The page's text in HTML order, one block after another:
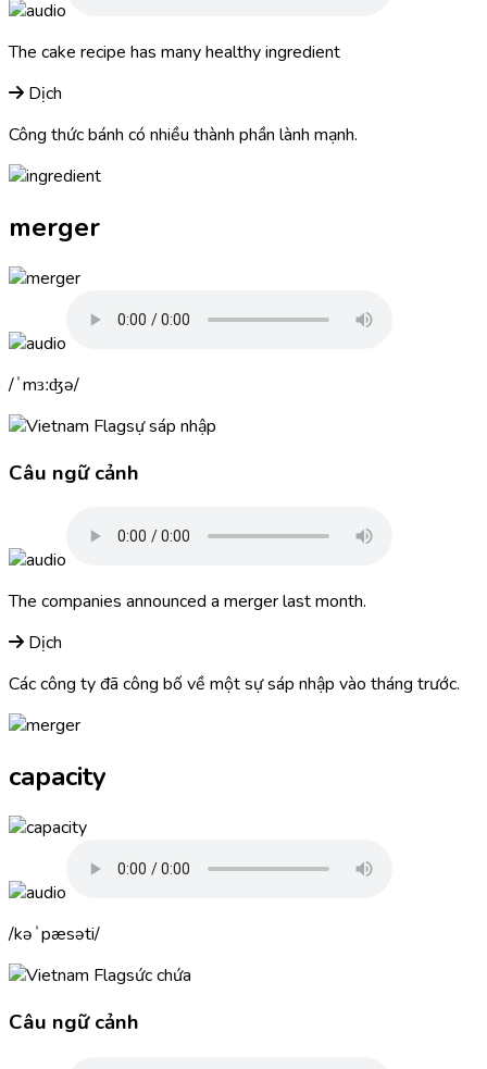
The cake recipe has many healthyingredient
Dịch
Công thức bánh có nhiều thành phần lành mạnh.
merger
ˈmɜːʤə
sự sáp nhập
Câu ngữ cảnh
The companies announced a mergerlast month.
Dịch
Các công ty đã công bố về một sự sáp nhập vào tháng trước.
capacity
kəˈpæsəti
sức chứa
Câu ngữ cảnh